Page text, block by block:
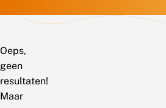
Oeps,
geen
resultaten!
Maar